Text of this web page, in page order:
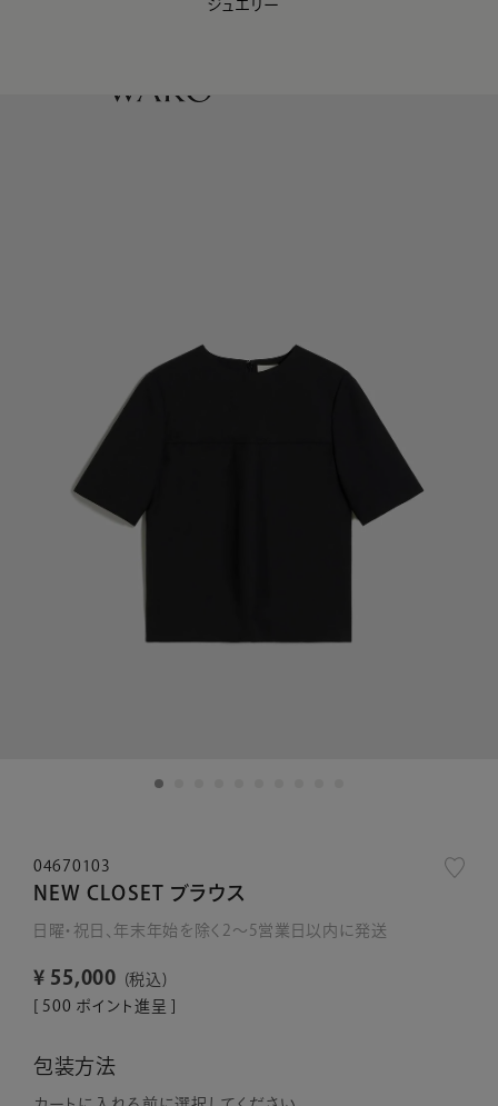
WAKO Membership Program連携はこちら
ジュエリー
04670103
NEW CLOSET ブラウス
日曜・祝日、年末年始を除く2～5営業日以内に発送
¥ 55,000
税込
500 ポイント進呈 ]
包装方法